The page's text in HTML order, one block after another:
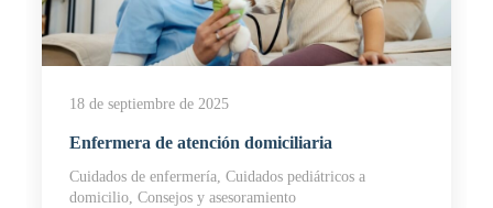
18 de septiembre de 2025
Enfermera de atención domiciliaria
Cuidados de enfermería, Cuidados pediátricos a
domicilio, Consejos y asesoramiento